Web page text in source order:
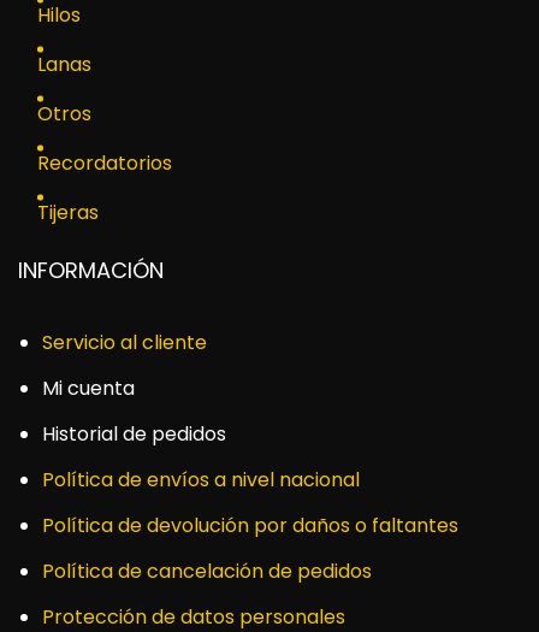
Hilos
Lanas
Otros
Recordatorios
Tijeras
INFORMACIÓN
Servicio al cliente
Mi cuenta
Historial de pedidos
Política de envíos a nivel nacional
Política de devolución por daños o faltantes
Política de cancelación de pedidos
Protección de datos personales